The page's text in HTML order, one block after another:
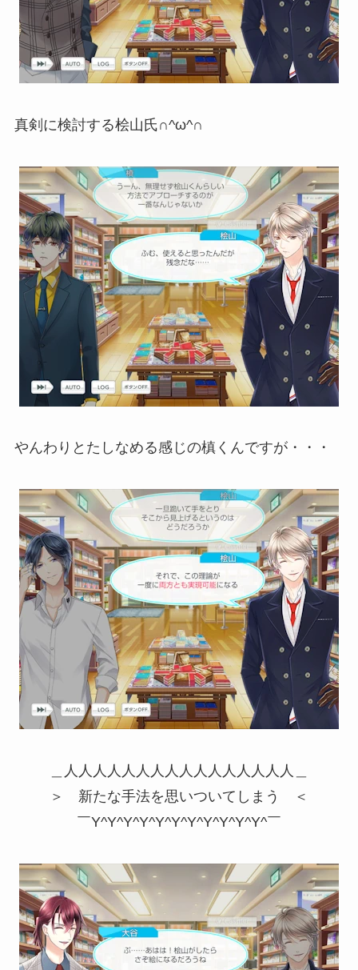
真剣に検討する桧山氏∩^ω^∩
やんわりとたしなめる感じの槙くんですが・・・
＿人人人人人人人人人人人人人人人人＿
＞ 新たな手法を思いついてしまう ＜
￣Y^Y^Y^Y^Y^Y^Y^Y^Y^Y^Y^￣